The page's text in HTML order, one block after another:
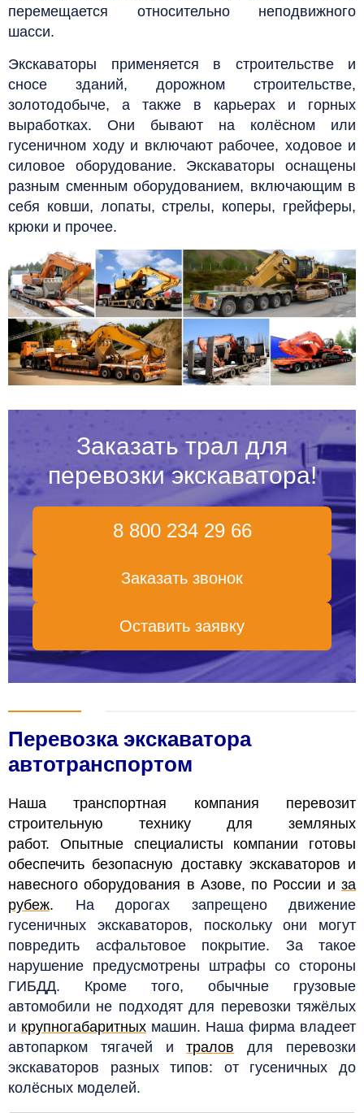
перемещается относительно неподвижного
шасси.
Экскаваторы применяется в строительстве и
сносе зданий, дорожном строительстве,
золотодобыче, а также в карьерах и горных
выработках. Они бывают на колёсном или
гусеничном ходу и включают рабочее, ходовое и
силовое оборудование. Экскаваторы оснащены
разным сменным оборудованием, включающим в
себя ковши, лопаты, стрелы, коперы, грейферы,
крюки и прочее.
Заказать трал для
перевозки экскаватора!
8 800 234 29 66
Заказать звонок
Оставить заявку
Перевозка экскаватора
автотранспортом
Наша транспортная компания перевозит
строительную технику для земляных
работ. Опытные специалисты компании готовы
обеспечить безопасную доставку экскаваторов и
навесного оборудования в Азове, по России и за
рубеж. На дорогах запрещено движение
гусеничных экскаваторов, поскольку они могут
повредить асфальтовое покрытие. За такое
нарушение предусмотрены штрафы со стороны
ГИБДД. Кроме того, обычные грузовые
автомобили не подходят для перевозки тяжёлых
и крупногабаритных машин. Наша фирма владеет
автопарком тягачей итралов для перевозки
экскаваторов разных типов: от гусеничных до
колёсных моделей.